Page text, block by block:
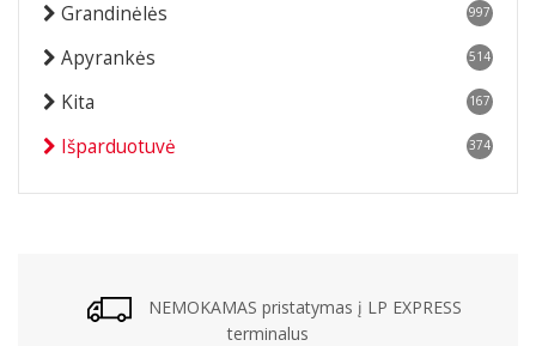
Grandinėlės 997
Apyrankės 514
Kita 167
Išparduotuvė 374
NEMOKAMAS pristatymas į LP EXPRESS
terminalus